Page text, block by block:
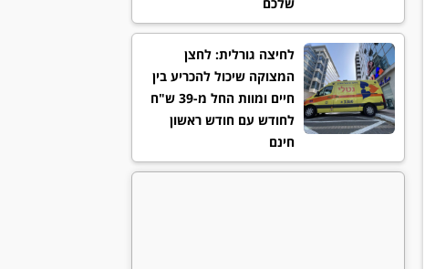
לחיצה גורלית: לחצן
המצוקה שיכול להכריע בין
חיים ומוות החל מ-39 ש"ח
לחודש עם חודש ראשון
חינם